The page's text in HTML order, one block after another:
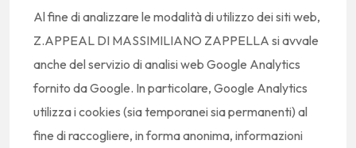
Al fine di analizzare le modalità di utilizzo dei siti web,
Z.APPEAL DI MASSIMILIANO ZAPPELLA si avvale
anche del servizio di analisi web Google Analytics
fornito da Google. In particolare, Google Analytics
utilizza i cookies (sia temporanei sia permanenti) al
fine di raccogliere, in forma anonima, informazioni